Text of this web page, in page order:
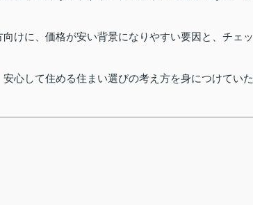
けに、価格が安い背景になりやすい要因と、チェッ
心して住める住まい選びの考え方を身につけていた